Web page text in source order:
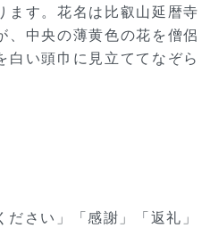
ます。花名は比叡山延暦寺
、中央の薄黄色の花を僧侶
白い頭巾に見立ててなぞら
ださい」「感謝」「返礼」